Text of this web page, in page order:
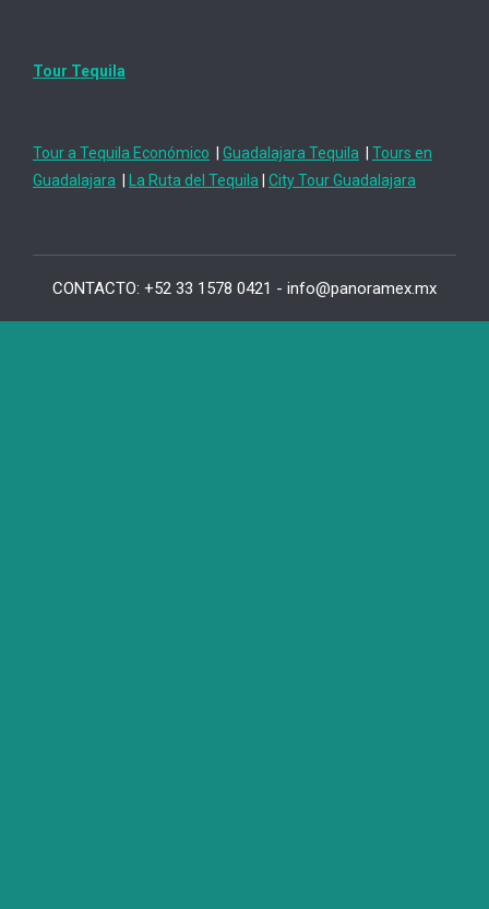
Tour Tequila
Tour a Tequila Económico Guadalajara Tequila
Tours en
Guadalajara
La Ruta del Tequila City Tour Guadalajara
CONTACTO: +52 33 1578 0421 - info@panoramex.mx